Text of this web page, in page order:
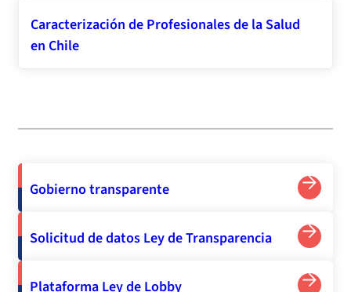
Caracterización de Profesionales de la Salud
en Chile
Gobierno transparente
Solicitud de datos Ley de Transparencia
Plataforma Ley de Lobby